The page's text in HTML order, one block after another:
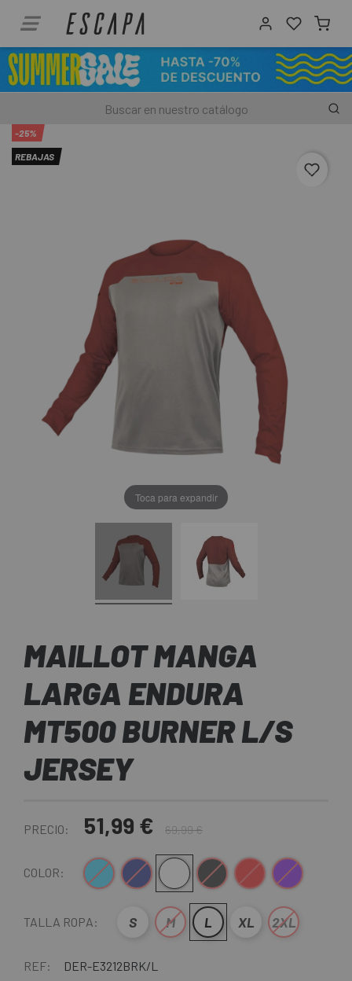
-25%
REBAJAS
Toca para expandir
MAILLOT MANGA
LARGA ENDURA
MT500 BURNER L/S
JERSEY
PRECIO: 51,99 € 69,99 €
COLOR: AzulAzul OscuroBlanco-RojoNegro Rojo Violeta
TALLA ROPA: S M L XL 2XL
REF: DER-E3212BRK/L